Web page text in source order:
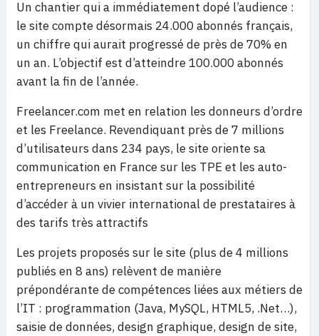
Un chantier qui a immédiatement dopé l’audience :
le site compte désormais 24.000 abonnés français,
un chiffre qui aurait progressé de près de 70% en
un an. L’objectif est d’atteindre 100.000 abonnés
avant la fin de l’année.
Freelancer.com met en relation les donneurs d’ordre
et les Freelance. Revendiquant près de 7 millions
d’utilisateurs dans 234 pays, le site oriente sa
communication en France sur les TPE et les auto-
entrepreneurs en insistant sur la possibilité
d’accéder à un vivier international de prestataires à
des tarifs très attractifs
Les projets proposés sur le site (plus de 4 millions
publiés en 8 ans) relèvent de manière
prépondérante de compétences liées aux métiers de
l’IT : programmation (Java, MySQL, HTML5, .Net…),
saisie de données, design graphique, design de site,